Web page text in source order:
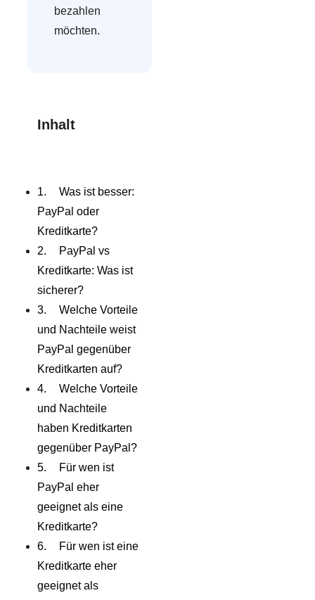
bezahlen
möchten.
Inhalt
Was ist besser:
PayPal oder
Kreditkarte?
PayPal vs
Kreditkarte: Was ist
sicherer?
Welche Vorteile
und Nachteile weist
PayPal gegenüber
Kreditkarten auf?
Welche Vorteile
und Nachteile
haben Kreditkarten
gegenüber PayPal?
Für wen ist
PayPal eher
geeignet als eine
Kreditkarte?
Für wen ist eine
Kreditkarte eher
geeignet als